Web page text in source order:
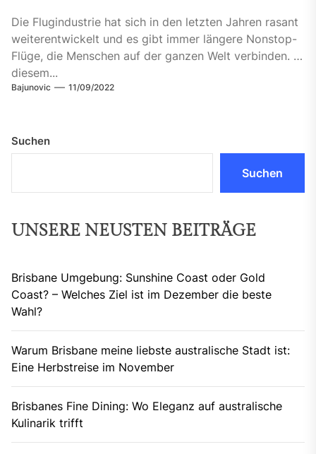
Die Flugindustrie hat sich in den letzten Jahren rasant
weiterentwickelt und es gibt immer längere Nonstop-
Flüge, die Menschen auf der ganzen Welt verbinden. In
diesem...
Bajunovic 11/09/2022
Suchen
Suchen
UNSERE NEUSTEN BEITRÄGE
Brisbane Umgebung: Sunshine Coast oder Gold
Coast? – Welches Ziel ist im Dezember die beste
Wahl?
Warum Brisbane meine liebste australische Stadt ist:
Eine Herbstreise im November
Brisbanes Fine Dining: Wo Eleganz auf australische
Kulinarik trifft